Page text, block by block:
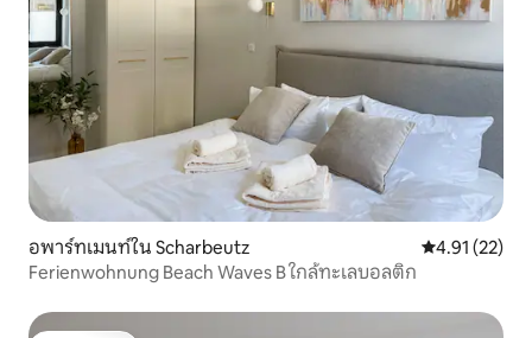
อพาร์ทเมนท์ใน Scharbeutz คะแนนเฉลี่ย
4.91 (22)
Ferienwohnung Beach Waves B ใกล้ทะเลบอลติก